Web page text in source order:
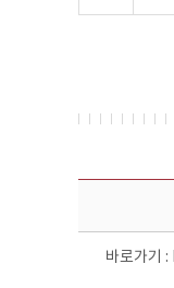
보도자료 상세보기 - 제목, 담당부서, 담당자, 담당연락처, 내용, 첨부파일 정보 제공
바로가기 :